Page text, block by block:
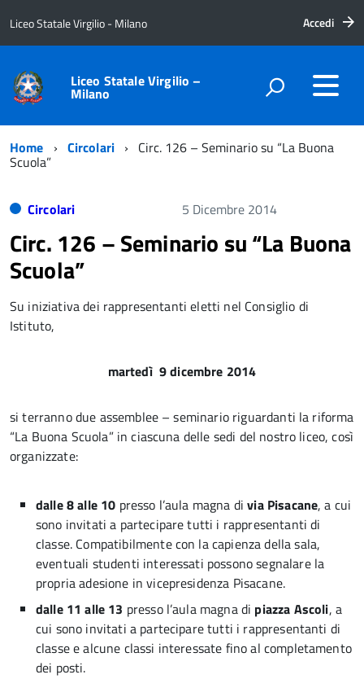
Liceo Statale Virgilio - Milano Accedi
Liceo Statale Virgilio –
Milano
Home Circolari Circ. 126 – Seminario su “La Buona
Scuola”
Circolari 5 Dicembre 2014
Circ. 126 – Seminario su “La Buona
Scuola”
Su iniziativa dei rappresentanti eletti nel Consiglio di
Istituto,
martedì 9 dicembre 2014
si terranno due assemblee – seminario riguardanti la riforma
“La Buona Scuola” in ciascuna delle sedi del nostro liceo, così
organizzate:
dalle 8 alle 10 presso l’aula magna divia Pisacane, a cui
sono invitati a partecipare tutti i rappresentanti di
classe. Compatibilmente con la capienza della sala,
eventuali studenti interessati possono segnalare la
propria adesione in vicepresidenza Pisacane.
dalle 11 alle 13 presso l’aula magna di piazza Ascoli, a
cui sono invitati a partecipare tutti i rappresentanti di
classe e alcune classi interessate fino al completamento
dei posti.